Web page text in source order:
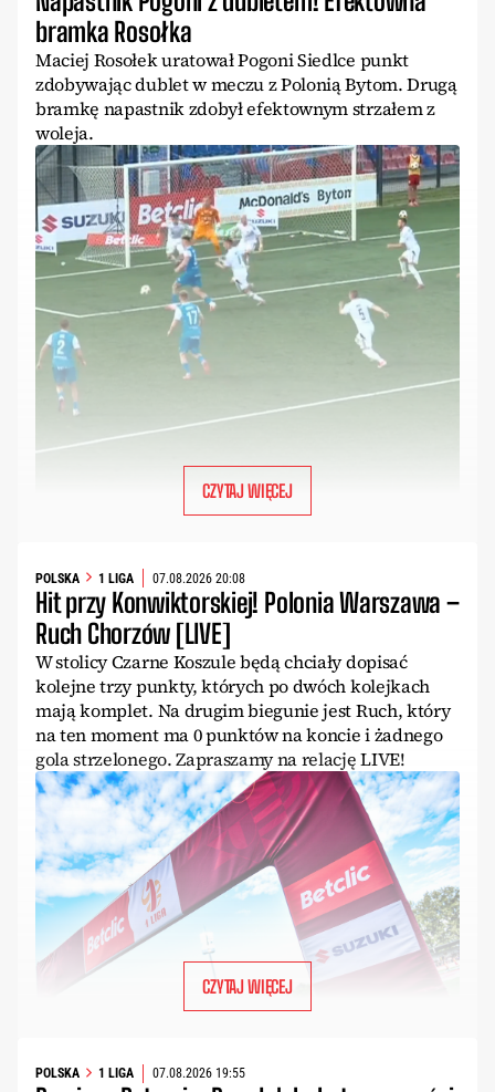
bramka Rosołka
Maciej Rosołek uratował Pogoni Siedlce punkt
zdobywając dublet w meczu z Polonią Bytom. Drugą
bramkę napastnik zdobył efektownym strzałem z
woleja.
CZYTAJ WIĘCEJ
POLSKA 1 LIGA 07.08.2026 20:08
Hit przy Konwiktorskiej! Polonia Warszawa –
Ruch Chorzów [LIVE]
W stolicy Czarne Koszule będą chciały dopisać
kolejne trzy punkty, których po dwóch kolejkach
mają komplet. Na drugim biegunie jest Ruch, który
na ten moment ma 0 punktów na koncie i żadnego
gola strzelonego. Zapraszamy na relację LIVE!
CZYTAJ WIĘCEJ
POLSKA 1 LIGA 07.08.2026 19:55